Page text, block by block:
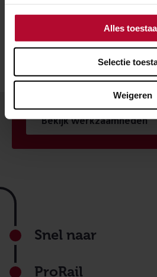
Alles
Selectie
Weigeren
Bekijk werkzaamheden
Footer
Snel naar
ProRail